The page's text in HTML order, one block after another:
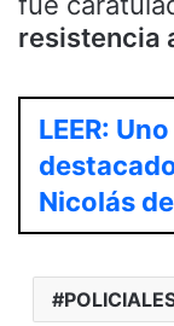
resistencia
LEER:
Nicolás